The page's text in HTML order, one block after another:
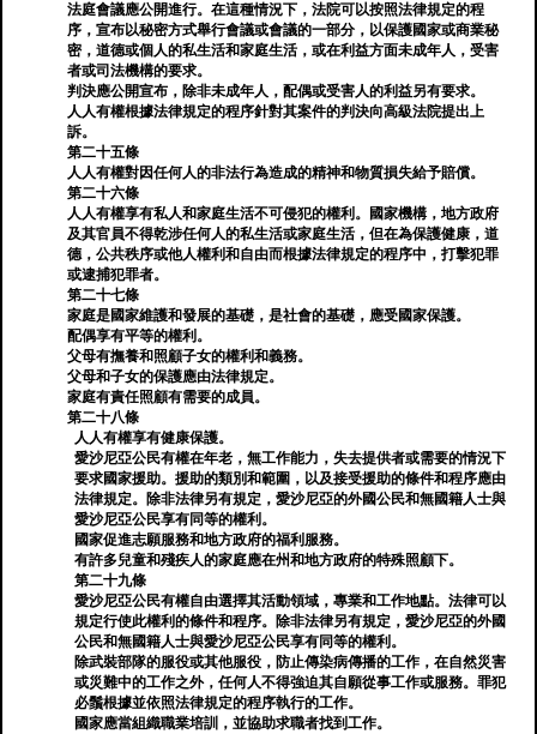
法庭會議應公開進行。在這種情況下，法院可以按照法律規定的程
序，宣布以秘密方式舉行會議或會議的一部分，以保護國家或商業秘
密，道德或個人的私生活和家庭生活，或在利益方面未成年人，受害
者或司法機構的要求。
判決應公開宣布，除非未成年人，配偶或受害人的利益另有要求。
人人有權根據法律規定的程序針對其案件的判決向高級法院提出上
訴。
第二十五條
人人有權對因任何人的非法行為造成的精神和物質損失給予賠償。
第二十六條
人人有權享有私人和家庭生活不可侵犯的權利。國家機構，地方政府
及其官員不得乾涉任何人的私生活或家庭生活，但在為保護健康，道
德，公共秩序或他人權利和自由而根據法律規定的程序中，打擊犯罪
或逮捕犯罪者。
第二十七條
家庭是國家維護和發展的​​基礎，是社會的基礎，應受國家保護。
配偶享有平等的權利。
父母有撫養和照顧子女的權利和義務。
父母和子女的保護應由法律規定。
家庭有責任照顧有需要的成員。
第二十八條
人人有權享有健康保護。
愛沙尼亞公民有權在年老，無工作能力，失去提供者或需要的情況下
要求國家援助。援助的類別和範圍，以及接受援助的條件和程序應由
法律規定。除非法律另有規定，愛沙尼亞的外國公民和無國籍人士與
愛沙尼亞公民享有同等的權利。
國家促進志願服務和地方政府的福利服務。
有許多兒童和殘疾人的家庭應在州和地方政府的特殊照顧下。
第二十九條
愛沙尼亞公民有權自由選擇其活動領域，專業和工作地點。法律可以
規定行使此權利的條件和程序。除非法律另有規定，愛沙尼亞的外國
公民和無國籍人士與愛沙尼亞公民享有同等的權利。
除武裝部隊的服役或其他服役，防止傳染病傳播的工作，在自然災害
或災難中的工作之外，任何人不得強迫其自願從事工作或服務。罪犯
必鬚根據並依照法律規定的程序執行的工作。
國家應當組織職業培訓，並協助求職者找到工作。